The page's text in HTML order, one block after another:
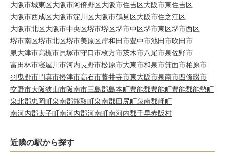
大阪市城東区大阪市阿倍野区大阪市住吉区大阪市東住吉区
大阪市西成区大阪市淀川区大阪市鶴見区大阪市住之江区
大阪市北区大阪市中央区堺市堺区堺市中区堺市東区堺市西区
堺市南区堺市北区堺市美原区岸和田市豊中市池田市吹田市
泉大津市高槻市貝塚市守口市枚方市茨木市八尾市泉佐野市
富田林市寝屋川市河内長野市松原市大東市和泉市箕面市柏原市
羽曳野市門真市摂津市高石市藤井寺市東大阪市泉南市四條畷市
交野市大阪狭山市阪南市三島郡島本町豊能郡豊能町豊能郡能勢町
泉北郡忠岡町泉南郡熊取町泉南郡田尻町泉南郡岬町
南河内郡太子町南河内郡河南町南河内郡千早赤阪村
近隣の駅から探す